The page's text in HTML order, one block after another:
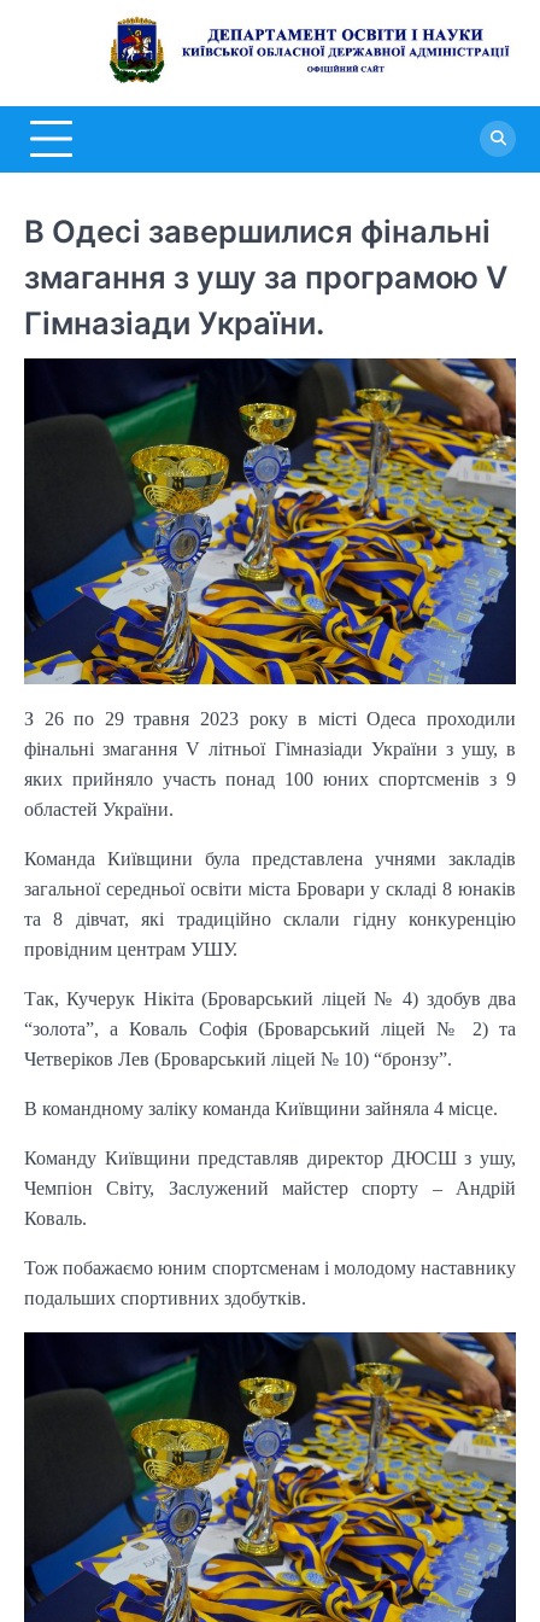
В Одесі завершилися фінальні
змагання з ушу за програмою V
Гімназіади України.
З 26 по 29 травня 2023 року в місті Одеса проходили
фінальні змагання V літньої Гімназіади України з ушу, в
яких прийняло участь понад 100 юних спортсменів з 9
областей України.
Команда Київщини була представлена учнями закладів
загальної середньої освіти міста Бровари у складі 8 юнаків
та 8 дівчат, які традиційно склали гідну конкуренцію
провідним центрам УШУ.
Так, Кучерук Нікіта (Броварський ліцей № 4) здобув два
“золота”, а Коваль Софія (Броварський ліцей № 2) та
Четверіков Лев (Броварський ліцей № 10) “бронзу”.
В командному заліку команда Київщини зайняла 4 місце.
Команду Київщини представляв директор ДЮСШ з ушу,
Чемпіон Світу, Заслужений майстер спорту – Андрій
Коваль.
Тож побажаємо юним спортсменам і молодому наставнику
подальших спортивних здобутків.